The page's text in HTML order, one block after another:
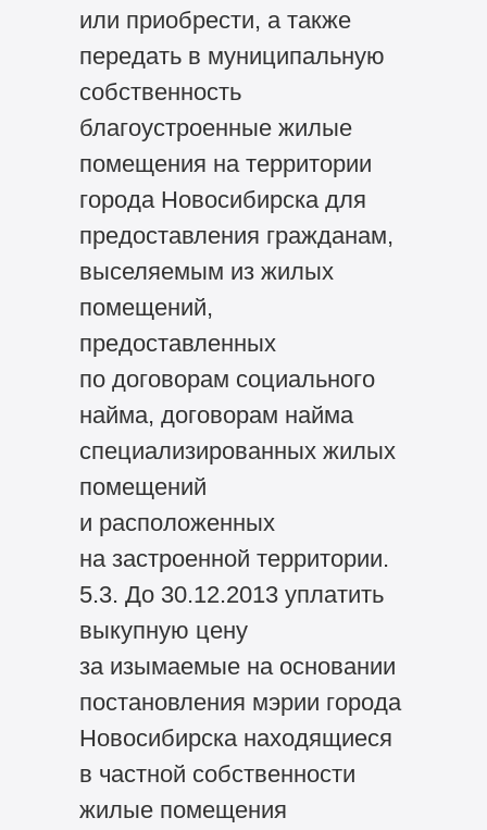
или приобрести, а также
передать в муниципальную
собственность
благоустроенные жилые
помещения на территории
города Новосибирска для
предоставления гражданам,
выселяемым из жилых
помещений,
предоставленных
по договорам социального
найма, договорам найма
специализированных жилых
помещений
и расположенных
на застроенной территории.
5.3. До 30.12.2013 уплатить
выкупную цену
за изымаемые на основании
постановления мэрии города
Новосибирска находящиеся
в частной собственности
жилые помещения